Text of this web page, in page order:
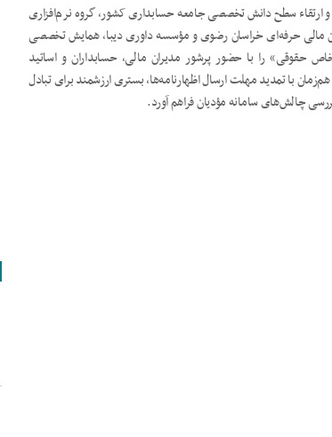
ارتقاء سطح دانش تخصصی جامعه حسابداری کشور، گروه نرم‌افزاری
مالی حرفه‌ای خراسان رضوی و مؤسسه داوری دیبا، همایش تخصصی
حقوقی» را با حضور پرشور مدیران مالی، حسابداران و اساتید
هم‌زمان با تمدید مهلت ارسال اظهارنامه‌ها، بستری ارزشمند برای تبادل
چالش‌های سامانه مؤدیان فراهم آورد.